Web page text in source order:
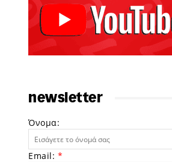
newsletter
Όνομα:
Email: *